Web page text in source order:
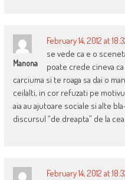
Manona
February 14, 2012 at
se vede ca e o
poate crede cineva
carciuma si te roaga sa dai o
ceilalti, in cor refuzati pe
aia au ajutoare sociale si alte
discursul “de dreapta” de la
February 14, 2012 at